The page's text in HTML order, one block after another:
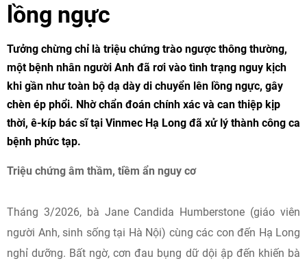
lồng ngực
Tưởng chừng chỉ là triệu chứng trào ngược thông thường,
một bệnh nhân người Anh đã rơi vào tình trạng nguy kịch
khi gần như toàn bộ dạ dày di chuyển lên lồng ngực, gây
chèn ép phổi. Nhờ chẩn đoán chính xác và can thiệp kịp
thời, ê-kíp bác sĩ tại Vinmec Hạ Long đã xử lý thành công ca
bệnh phức tạp.
Triệu chứng âm thầm, tiềm ẩn nguy cơ
Tháng 3/2026, bà Jane Candida Humberstone (giáo viên
người Anh, sinh sống tại Hà Nội) cùng các con đến Hạ Long
nghỉ dưỡng. Bất ngờ, cơn đau bụng dữ dội ập đến khiến bà